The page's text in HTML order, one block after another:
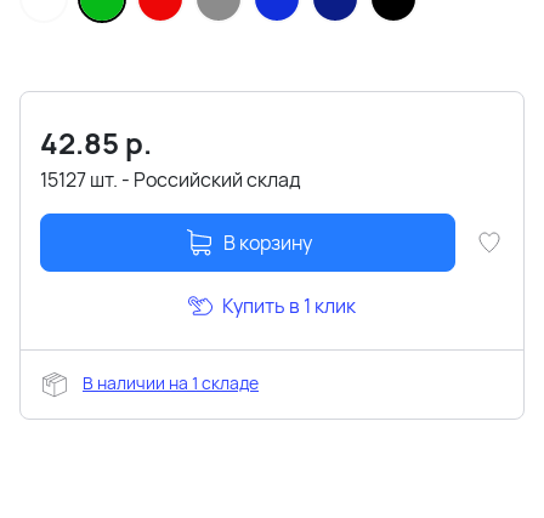
42.85 р.
15127 шт. - Российский склад
В корзину
Купить в 1 клик
В наличии на 1 складе